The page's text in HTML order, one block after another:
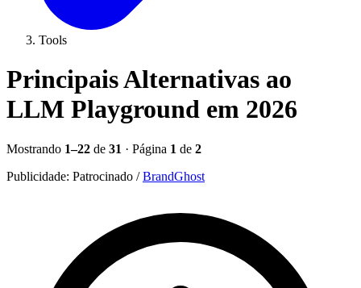
Tools
Principais Alternativas ao
LLM Playground em 2026
Mostrando 1–22 de 31 · Página 1 de 2
Publicidade: Patrocinado / BrandGhost